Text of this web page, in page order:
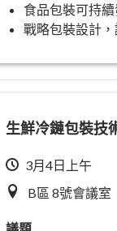
食品包裝可持
戰略包裝設計
生鮮冷鏈包裝技
3月4日上午
B區 8號會議室